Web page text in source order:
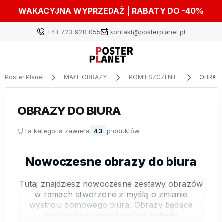
WAKACYJNA WYPRZEDAŻ | RABATY DO -40%
+48 723 920 055 kontakt@posterplanet.pl
Załóż konto
Wybierz coś dla siebie z naszej aktualnej oferty lub
zaloguj się, aby przywrócić dodane produkty do listy
z poprzedniej sesji.
Poster Planet MAŁE OBRAZY POMIESZCZENIE
OBRAZY DO BIURA
🛒Ta kategoria zawiera 43 produktów
Nowoczesne obrazy do biura
Tutaj znajdziesz nowoczesne zestawy obrazów
w ramach stworzone z myślą o zmianie
wystroju domowego biura. Obrazy będące
doskonałym sposobem na dodanie